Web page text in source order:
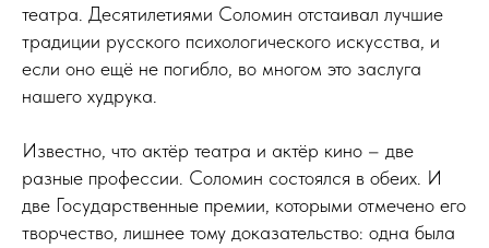
театра. Десятилетиями Соломин отстаивал лучшие
традиции русского психологического искусства, и
если оно ещё не погибло, во многом это заслуга
нашего худрука.
Известно, что актёр театра и актёр кино – две
разные профессии. Соломин состоялся в обеих. И
две Государственные премии, которыми отмечено его
творчество, лишнее тому доказательство: одна была